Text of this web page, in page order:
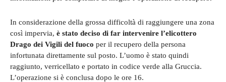
In considerazione della grossa difficoltà di raggiungere una zona
così impervia, è stato deciso di far intervenire l’elicottero
Drago dei Vigili del fuoco per il recupero della persona
infortunata direttamente sul posto. L’uomo è stato quindi
raggiunto, verricellato e portato in codice verde alla Gruccia.
L’operazione si è conclusa dopo le ore 16.